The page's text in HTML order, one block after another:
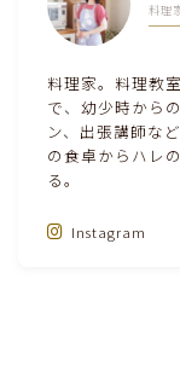
離乳食・キッズ
育児徒然
その他徒然
料理
料理家。料理教
で、幼少時から
ン、出張講師な
の食卓からハレ
る。
Instagram